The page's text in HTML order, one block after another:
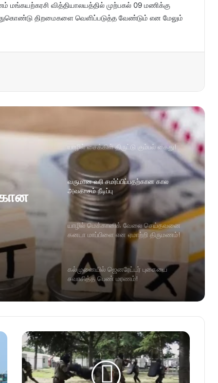
மங்கயற்கரசி வித்தியாலயத்தில் முற்பகல் 09 மணிக்கு
திறமைகளை வெளிப்படுத்த வேண்டும் என மேலும்
யாழில் சைக்கிள் திருட்டு கும்பல் கைது!
வருமான வரி சமர்ப்பிப்பதற்கான கால
அவகாசம் நீடிப்பு
யாழில் மெக்கானிக் வேலை செய்தவனை
கனடா மாப்பிளை என ஏமாற்றி திருமணம்!
கல்முனையில் ஜெனரேட்டர் புகையை
சுவாசித்த பெண் மரணம்!